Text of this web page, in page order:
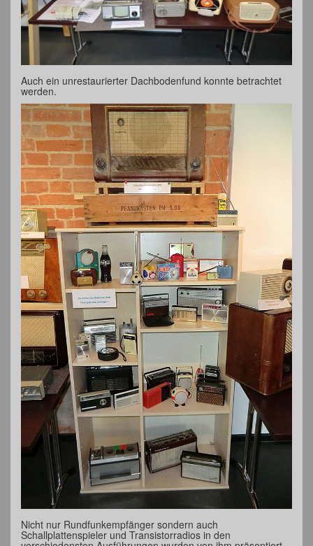
Auch ein unrestaurierter Dachbodenfund konnte betrachtet
werden.
Nicht nur Rundfunkempfänger sondern auch
Schallplattenspieler und Transistorradios in den